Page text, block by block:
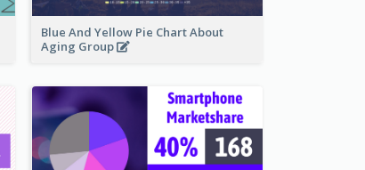
Blue And Yellow Pie Chart About
Aging Group